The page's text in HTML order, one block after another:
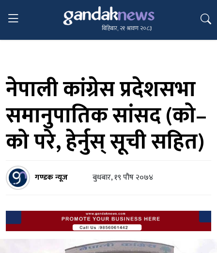
बिहिबार, २१ श्रावण २०८३
नेपाली कांग्रेस प्रदेशसभा
समानुपातिक सांसद (को–
को परे, हेर्नुस् सूची सहित)
गण्डक न्यूज बुधबार, १९ पौष २०७४